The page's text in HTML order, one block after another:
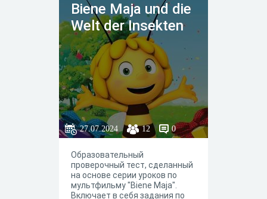
Biene Maja und die
Welt der Insekten
27.07.2024 12 0
Образовательный
проверочный тест, сделанный
на основе серии уроков по
мультфильму "Biene Maja".
Включает в себя задания по